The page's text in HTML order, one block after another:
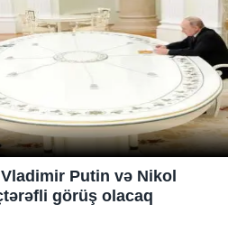
Putin və Nikol
görüş olacaq